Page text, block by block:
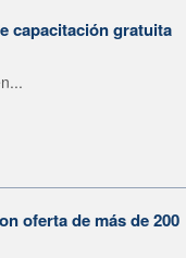
capacitación gratuita
oferta de más de 200